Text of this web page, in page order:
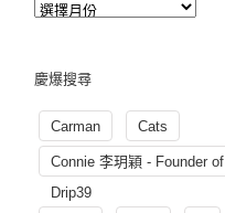
慶爆搜尋
Carman Cats
Connie 李玥穎 - Founder of
Drip39